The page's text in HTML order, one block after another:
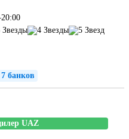
банков
UAZ